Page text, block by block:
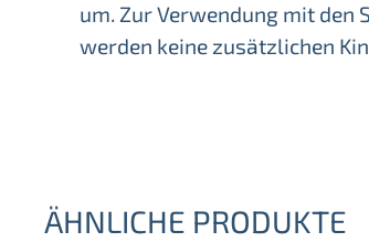
um. Zur Verwendung mit den
werden keine zusätzlichen
ÄHNLICHE PRODUKTE